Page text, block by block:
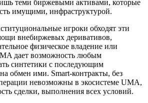
теми биржевыми активами, которые
имущими, инфраструктурой.
игроки обходят эти
внебиржевых деривативов,
физическое владение или
дает возможность любым
синтетики с последующим
обмен ими. Smart-контракты, без
невозможны в экосистеме UMA,
сделки, выполнения всех условий.